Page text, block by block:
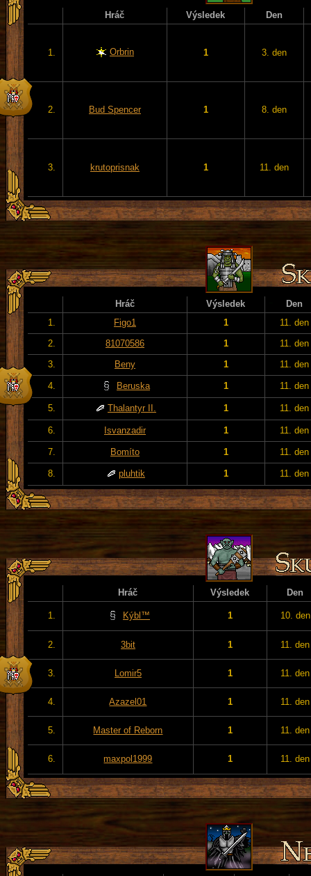
Hráč Výsledek Den
1. Orbrin 1 3. den
2. Bud Spencer 1 8. den
3. krutoprisnak 1 11. den
Hráč Výsledek
Den
1.
Figo1 1
11. den
2.
81070586 1
11. den
3.
Beny 1 11. den
4. Beruska 1 11. den
5. Thalantyr II. 1 11. den
6. Isvanzadir 1 11. den
7. Bomíto 1 11. den
8. pluhtik 1 11. den
Hráč Výsledek Den
1. Kýbl™ 1 10. den
2. 3bit 1 11. den
3. Lomir5 1 11. den
4. Azazel01 1 11. den
5. Master of Reborn 1 11. den
6. maxpol1999 1 11. den